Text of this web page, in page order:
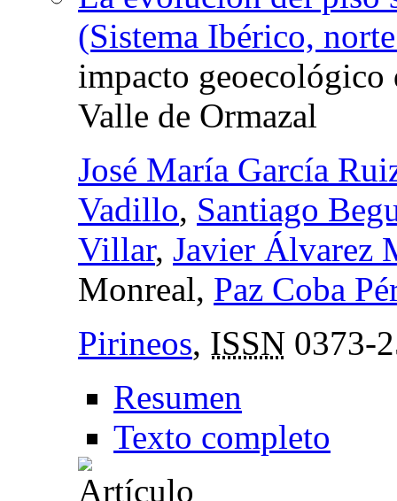
(Sistema Ibérico,
impacto geoecológico
Valle de Ormazal
José María García
Vadillo, Santiago
Villar, Javier Álvarez
Monreal, Paz Coba
Pirineos, ISSN 0373-
Resumen
Texto completo